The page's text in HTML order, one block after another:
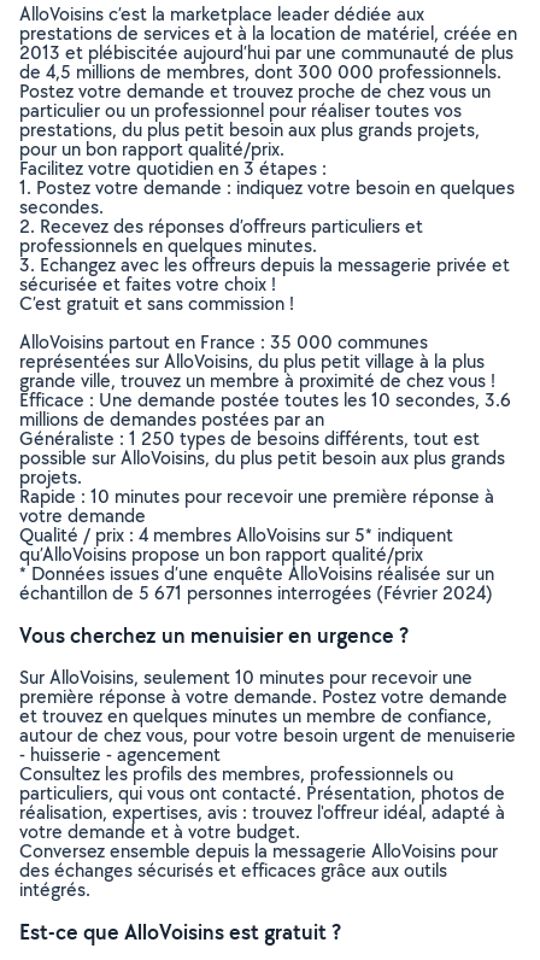
AlloVoisins c’est la marketplace leader dédiée aux
prestations de services et à la location de matériel, créée en
2013 et plébiscitée aujourd’hui par une communauté de plus
de 4,5 millions de membres, dont 300 000 professionnels.
Postez votre demande et trouvez proche de chez vous un
particulier ou un professionnel pour réaliser toutes vos
prestations, du plus petit besoin aux plus grands projets,
pour un bon rapport qualité/prix.
Facilitez votre quotidien en 3 étapes :
1. Postez votre demande : indiquez votre besoin en quelques
secondes.
2. Recevez des réponses d’offreurs particuliers et
professionnels en quelques minutes.
3. Echangez avec les offreurs depuis la messagerie privée et
sécurisée et faites votre choix !
C’est gratuit et sans commission !
AlloVoisins partout en France : 35 000 communes
représentées sur AlloVoisins, du plus petit village à la plus
grande ville, trouvez un membre à proximité de chez vous !
Efficace : Une demande postée toutes les 10 secondes, 3.6
millions de demandes postées par an
Généraliste : 1 250 types de besoins différents, tout est
possible sur AlloVoisins, du plus petit besoin aux plus grands
projets.
Rapide : 10 minutes pour recevoir une première réponse à
votre demande
Qualité / prix : 4 membres AlloVoisins sur 5* indiquent
qu’AlloVoisins propose un bon rapport qualité/prix
* Données issues d’une enquête AlloVoisins réalisée sur un
échantillon de 5 671 personnes interrogées (Février 2024)
Vous cherchez un menuisier en urgence ?
Sur AlloVoisins, seulement 10 minutes pour recevoir une
première réponse à votre demande. Postez votre demande
et trouvez en quelques minutes un membre de confiance,
autour de chez vous, pour votre besoin urgent de menuiserie
- huisserie - agencement
Consultez les profils des membres, professionnels ou
particuliers, qui vous ont contacté. Présentation, photos de
réalisation, expertises, avis : trouvez l'offreur idéal, adapté à
votre demande et à votre budget.
Conversez ensemble depuis la messagerie AlloVoisins pour
des échanges sécurisés et efficaces grâce aux outils
intégrés.
Est-ce que AlloVoisins est gratuit ?